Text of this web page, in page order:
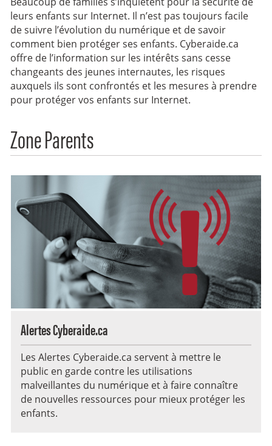
leurs enfants sur Internet. Il n’est pas toujours facile
de suivre l’évolution du numérique et de savoir
comment bien protéger ses enfants. Cyberaide.ca
offre de l’information sur les intérêts sans cesse
changeants des jeunes internautes, les risques
auxquels ils sont confrontés et les mesures à prendre
pour protéger vos enfants sur Internet.
Zone Parents
Alertes Cyberaide.ca
Les Alertes Cyberaide.ca servent à mettre le
public en garde contre les utilisations
malveillantes du numérique et à faire connaître
de nouvelles ressources pour mieux protéger les
enfants.